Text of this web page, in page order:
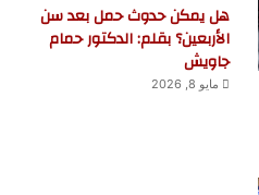
هل يمكن حدوث حمل بعد سن
الأربعين؟ بقلم: الدكتور حمام
جاويش
مايو 8, 2026